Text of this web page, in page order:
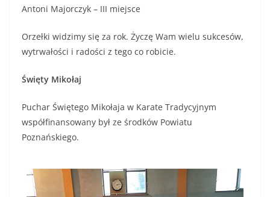
Antoni Majorczyk – III miejsce
Orzełki widzimy się za rok. Życzę Wam wielu sukcesów,
wytrwałości i radości z tego co robicie.
Święty Mikołaj
Puchar Świętego Mikołaja w Karate Tradycyjnym
współfinansowany był ze środków Powiatu
Poznańskiego.